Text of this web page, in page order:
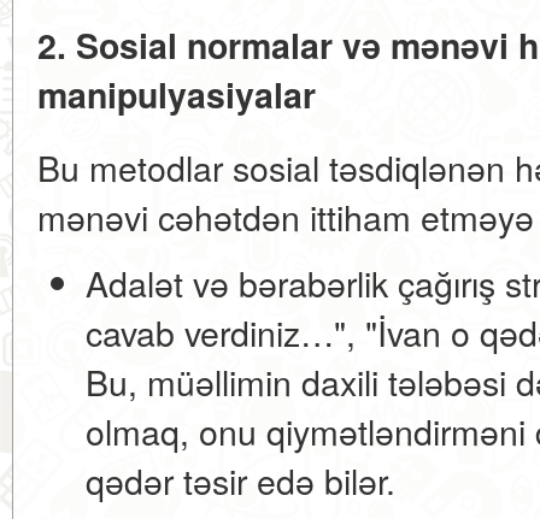
2. Sosial normalar və mənəvi
manipulyasiyalar
Bu metodlar sosial təsdiqlənən
mənəvi cəhətdən ittiham
Adalət və bərabərlik çağırış
cavab verdiniz…", "İvan o
Bu, müəllimin daxili tələbəsi
olmaq, onu
qədər təsir edə bilər.